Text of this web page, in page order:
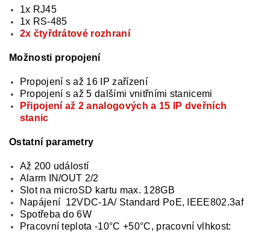
1x RJ45
1x RS-485
2x čtyřdrátové rozhraní
Možnosti propojení
Propojení s až 16 IP zařízení
Propojení s až 5 dalšími vnitřními stanicemi
Připojení až 2 analogových a 15 IP dveřních
stanic
Ostatní parametry
Až 200 událostí
Alarm IN/OUT 2/2
Slot na microSD kartu max. 128GB
Napájení 12VDC-1A/ Standard PoE, IEEE802.3af
Spotřeba do 6W
Pracovní teplota -10°C +50°C, pracovní vlhkost: